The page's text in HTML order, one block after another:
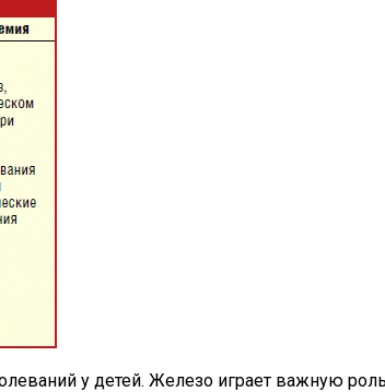
у детей. Железо играет важную